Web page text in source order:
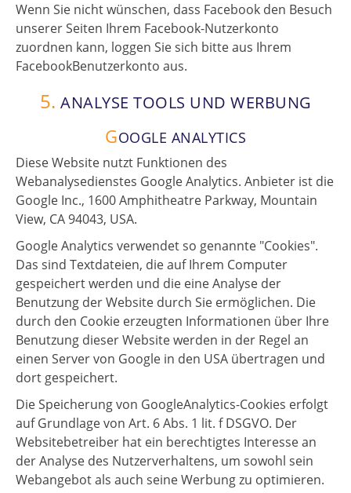
Wenn Sie nicht wünschen, dass Facebook den Besuch
unserer Seiten Ihrem Facebook-Nutzerkonto
zuordnen kann, loggen Sie sich bitte aus Ihrem
FacebookBenutzerkonto aus.
5. ANALYSE TOOLS UND WERBUNG
GOOGLE ANALYTICS
Diese Website nutzt Funktionen des
Webanalysedienstes Google Analytics. Anbieter ist die
Google Inc., 1600 Amphitheatre Parkway, Mountain
View, CA 94043, USA.
Google Analytics verwendet so genannte "Cookies".
Das sind Textdateien, die auf Ihrem Computer
gespeichert werden und die eine Analyse der
Benutzung der Website durch Sie ermöglichen. Die
durch den Cookie erzeugten Informationen über Ihre
Benutzung dieser Website werden in der Regel an
einen Server von Google in den USA übertragen und
dort gespeichert.
Die Speicherung von GoogleAnalytics-Cookies erfolgt
auf Grundlage von Art. 6 Abs. 1 lit. f DSGVO. Der
Websitebetreiber hat ein berechtigtes Interesse an
der Analyse des Nutzerverhaltens, um sowohl sein
Webangebot als auch seine Werbung zu optimieren.